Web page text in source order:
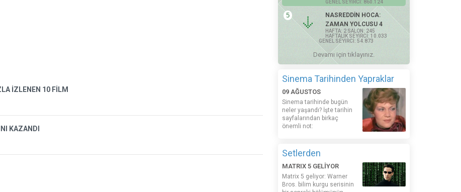
İZLENEN 10 FİLM
KAZANDI
GENEL SEYİRCİ: 860.124
5
NASREDDİN HOCA:
ZAMAN YOLCUSU 4
HAFTA: 2 SALON: 245
HAFTALIK SEYİRCİ: 10.033
GENEL SEYİRCİ: 54.873
Devamı için tıklayınız.
Sinema Tarihinden Yapraklar
09 AĞUSTOS
Sinema tarihinde bugün
neler yaşandı? İşte tarihin
sayfalarından birkaç
önemli not:
Setlerden
MATRIX 5 GELİYOR
Matrix 5 geliyor: Warner
Bros. bilim kurgu serisinin